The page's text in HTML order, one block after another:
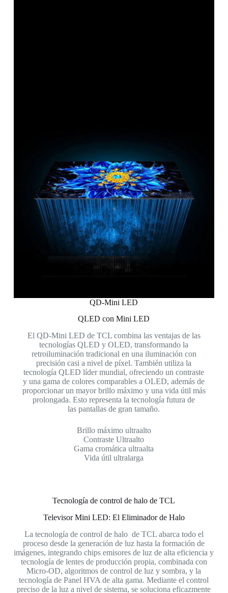
QD-Mini LED
QLED con Mini LED
El QD-Mini LED de TCL combina las ventajas de las
tecnologías QLED y OLED, transformando la
retroiluminación tradicional en una iluminación con
precisión casi a nivel de píxel. También utiliza la
tecnología QLED líder mundial, ofreciendo un contraste
y una gama de colores comparables a OLED, además de
proporcionar un mayor brillo máximo y una vida útil más
prolongada. Esto representa la tecnología futura de
las pantallas de gran tamaño.
Brillo máximo ultraalto
Contraste Ultraalto
Gama cromática ultraalta
Vida útil ultralarga
Tecnología de control de halo de TCL
Televisor Mini LED: El Eliminador de Halo
La tecnología de control de halo de TCL abarca todo el
proceso desde la generación de luz hasta la formación de
imágenes, integrando chips emisores de luz de alta eficiencia y
tecnología de lentes de producción propia, combinada con
Micro-OD, algoritmos de control de luz y sombra, y la
tecnología de Panel HVA de alta gama. Mediante el control
preciso de la luz a nivel de sistema, se soluciona eficazmente